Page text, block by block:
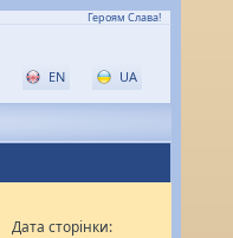
Героям Слава!
EN UA
Дата сторінки: